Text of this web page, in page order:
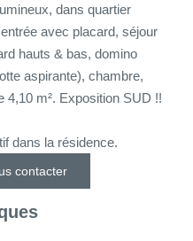
dans quartier
avec placard, séjour
hauts & bas, domino
aspirante), chambre,
4,10 m². Exposition SUD !!
dans la résidence.
contacter